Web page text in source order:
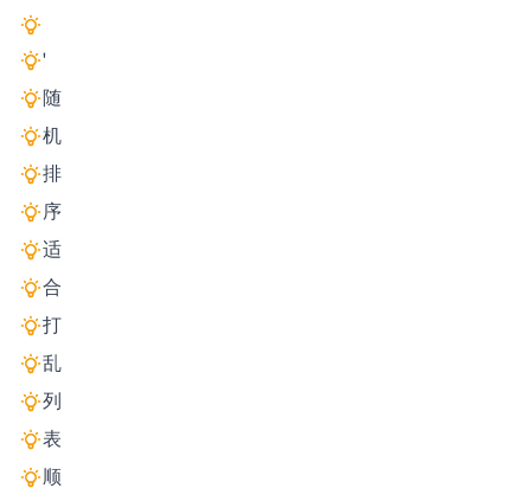
'
随
机
排
序
适
合
打
乱
列
表
顺